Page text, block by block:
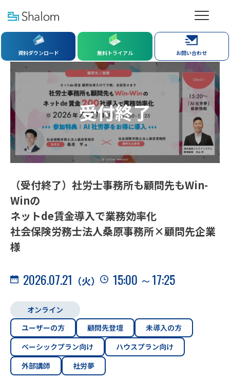
資料ダウンロード 無料トライアル お問い合わせ
受付終了
（受付終了）社労⼠事務所も顧問先もWin-
Winの
ネットde賃⾦導⼊で業務効率化
社会保険労務士法人桑原事務所×顧問先企業
様
2026.07.21 （火） 15:00 ～17:25
オンライン
ユーザーの方
顧問先登壇
未導入の方
ベーシックプラン向け
ハウスプラン向け
外部講師
社労夢